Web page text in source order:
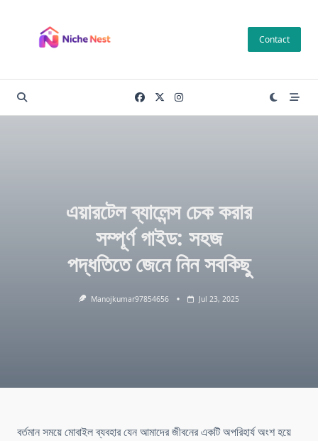
content
Contact
এয়ারটেল ব্যালেন্স চেক করার
সম্পূর্ণ গাইড: সহজ
পদ্ধতিতে জেনে নিন সবকিছু
Manojkumar97854656 Jul 23, 2025
বর্তমান সময়ে মোবাইল ব্যবহার যেন আমাদের জীবনের একটি অপরিহার্য অংশ হয়ে